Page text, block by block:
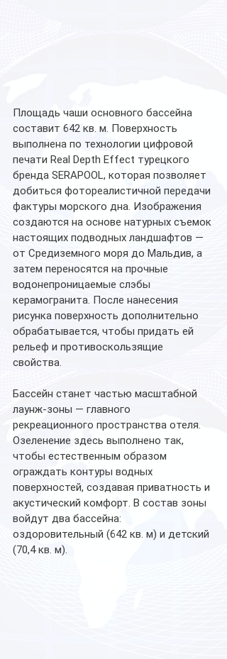
Площадь чаши основного бассейна
составит 642 кв. м. Поверхность
выполнена по технологии цифровой
печати Real Depth Effect турецкого
бренда SERAPOOL, которая позволяет
добиться фотореалистичной передачи
фактуры морского дна. Изображения
создаются на основе натурных съемок
настоящих подводных ландшафтов —
от Средиземного моря до Мальдив, а
затем переносятся на прочные
водонепроницаемые слэбы
керамогранита. После нанесения
рисунка поверхность дополнительно
обрабатывается, чтобы придать ей
рельеф и противоскользящие
свойства.
Бассейн станет частью масштабной
лаунж-зоны — главного
рекреационного пространства отеля.
Озеленение здесь выполнено так,
чтобы естественным образом
ограждать контуры водных
поверхностей, создавая приватность и
акустический комфорт. В состав зоны
войдут два бассейна:
оздоровительный (642 кв. м) и детский
(70,4 кв. м).